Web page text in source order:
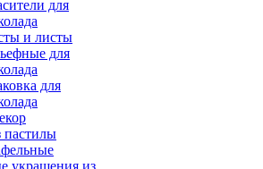
для
и листы
для
для
пастилы
украшения из